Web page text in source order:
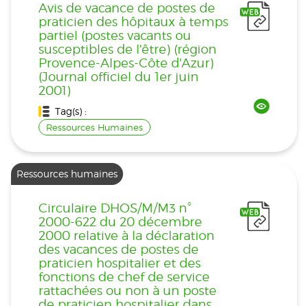
Avis de vacance de postes de
praticien des hôpitaux à temps
partiel (postes vacants ou
susceptibles de l'être) (région
Provence-Alpes-Côte d'Azur)
(Journal officiel du 1er juin
2001)
Tag(s) :
Ressources Humaines
Ressources humaines
Circulaire DHOS/M/M3 n°
2000-622 du 20 décembre
2000 relative à la déclaration
des vacances de postes de
praticien hospitalier et des
fonctions de chef de service
rattachées ou non à un poste